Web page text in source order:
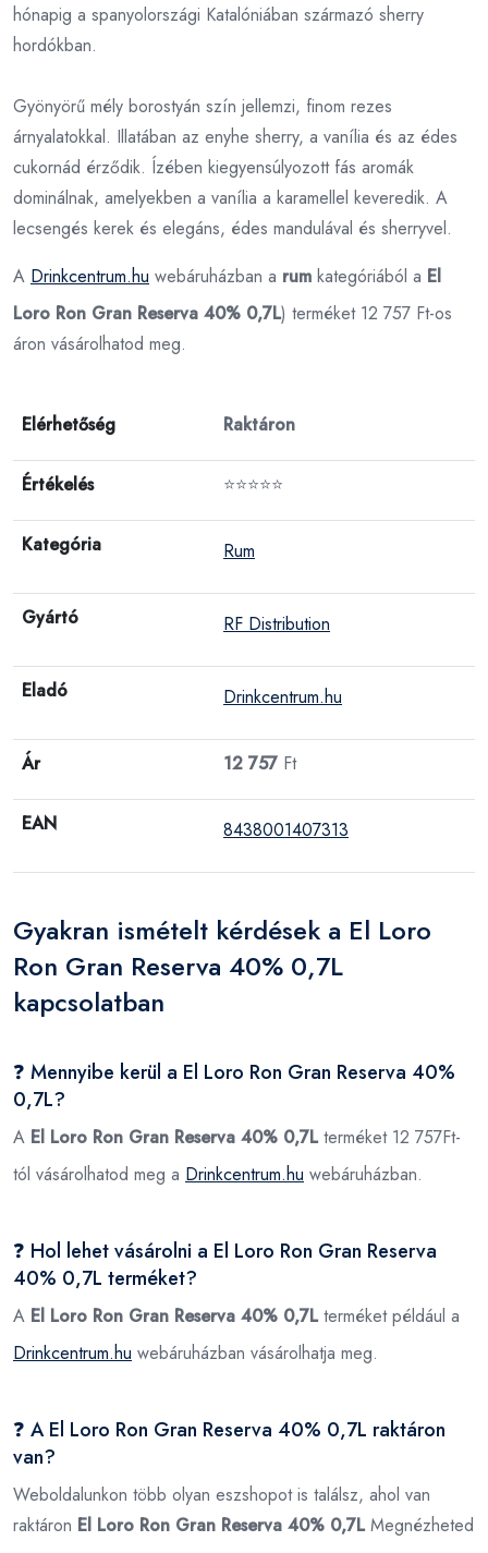
hónapig a spanyolországi Katalóniában származó sherry
hordókban.
Gyönyörű mély borostyán szín jellemzi, finom rezes
árnyalatokkal. Illatában az enyhe sherry, a vanília és az édes
cukornád érződik. Ízében kiegyensúlyozott fás aromák
dominálnak, amelyekben a vanília a karamellel keveredik. A
lecsengés kerek és elegáns, édes mandulával és sherryvel.
A Drinkcentrum.hu webáruházban a rum kategóriából a El
Loro Ron Gran Reserva 40% 0,7L) terméket 12 757 Ft-os
áron vásárolhatod meg.
Elérhetőség Raktáron
Értékelés ⭐⭐⭐⭐⭐
Kategória Rum
Gyártó RF Distribution
Eladó Drinkcentrum.hu
Ár 12 757 Ft
EAN 8438001407313
Gyakran ismételt kérdések a El Loro
Ron Gran Reserva 40% 0,7L
kapcsolatban
❓ Mennyibe kerül a El Loro Ron Gran Reserva 40%
0,7L?
A El Loro Ron Gran Reserva 40% 0,7Lterméket 12 757Ft-
tól vásárolhatod meg a Drinkcentrum.hu webáruházban.
❓ Hol lehet vásárolni a El Loro Ron Gran Reserva
40% 0,7L terméket?
A El Loro Ron Gran Reserva 40% 0,7Lterméket például a
Drinkcentrum.hu webáruházban vásárolhatja meg.
❓ A El Loro Ron Gran Reserva 40% 0,7L raktáron
van?
Weboldalunkon több olyan eszshopot is találsz, ahol van
raktáron El Loro Ron Gran Reserva 40% 0,7LMegnézheted